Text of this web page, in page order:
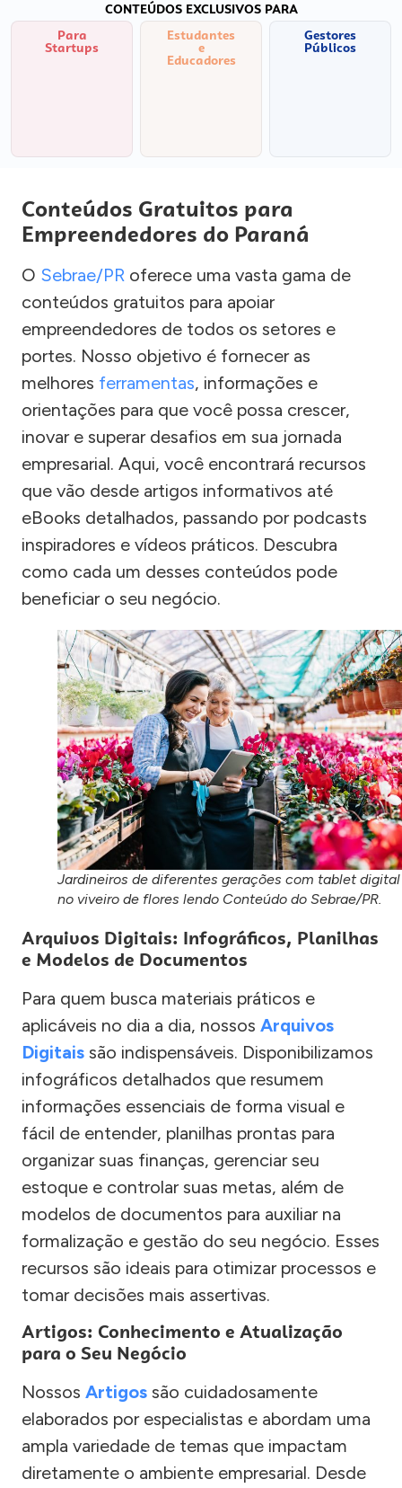
CONTEÚDOS EXCLUSIVOS PARA
Para
Startups
Estudantes
e
Educadores
Gestores
Públicos
Conteúdos Gratuitos para
Empreendedores do Paraná
O Sebrae/PR oferece uma vasta gama de
conteúdos gratuitos para apoiar
empreendedores de todos os setores e
portes. Nosso objetivo é fornecer as
melhores ferramentas, informações e
orientações para que você possa crescer,
inovar e superar desafios em sua jornada
empresarial. Aqui, você encontrará recursos
que vão desde artigos informativos até
eBooks detalhados, passando por podcasts
inspiradores e vídeos práticos. Descubra
como cada um desses conteúdos pode
beneficiar o seu negócio.
Jardineiros de diferentes gerações com tablet digital
no viveiro de flores lendo Conteúdo do Sebrae/PR.
Arquivos Digitais: Infográficos, Planilhas
e Modelos de Documentos
Para quem busca materiais práticos e
aplicáveis no dia a dia, nossos Arquivos
Digitais são indispensáveis. Disponibilizamos
infográficos detalhados que resumem
informações essenciais de forma visual e
fácil de entender, planilhas prontas para
organizar suas finanças, gerenciar seu
estoque e controlar suas metas, além de
modelos de documentos para auxiliar na
formalização e gestão do seu negócio. Esses
recursos são ideais para otimizar processos e
tomar decisões mais assertivas.
Artigos: Conhecimento e Atualização
para o Seu Negócio
Nossos Artigos são cuidadosamente
elaborados por especialistas e abordam uma
ampla variedade de temas que impactam
diretamente o ambiente empresarial. Desde